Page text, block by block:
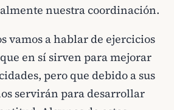
nuestra coordinación.
vamos a hablar de ejercicios
en sí sirven para mejorar
pero que debido a sus
servirán para desarrollar